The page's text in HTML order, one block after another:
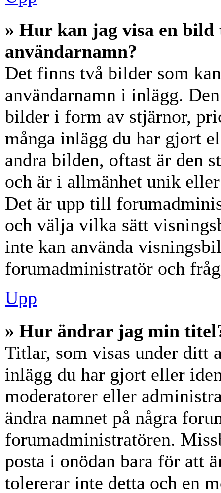
» Hur kan jag visa en
användarnamn?
Det finns två bilder som
användarnamn i inlägg.
bilder i form av stjärnor,
många inlägg du har gjort
andra bilden, oftast är den
och är i allmänhet unik
Det är upp till
och välja vilka sätt
inte kan använda
forumadministratör och
Upp
» Hur ändrar jag min
Titlar, som visas under ditt
inlägg du har gjort eller
moderatorer eller
ändra namnet på några
forumadministratören.
posta i onödan bara för att
tolererar inte detta och en